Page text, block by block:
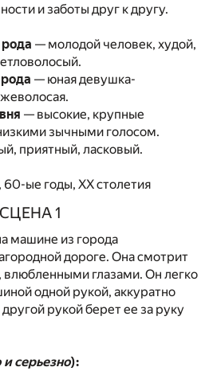
и заботы друг к другу.
— молодой человек, худой,
— юная девушка-
— высокие, крупные
зычными голосом.
приятный, ласковый.
ые годы, XX столетия
СЦЕНА 1
машине из города
дороге. Она смотрит
глазами. Он легко
одной рукой, аккуратно
рукой берет ее за руку
серьезно):